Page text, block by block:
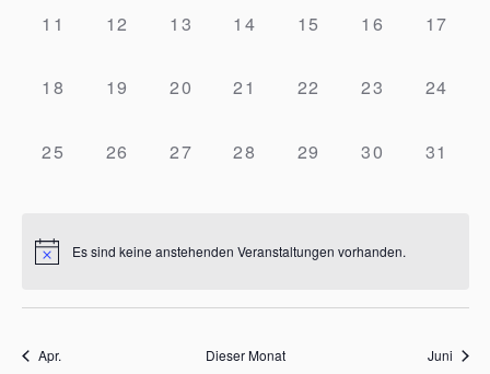
0
11
0
12
0
13
0
14
0
15
0
16
0
17
0
18
0
19
0
20
0
21
0
22
0
23
0
24
0
25
0
26
0
27
0
28
0
29
0
30
0
31
Es sind keine anstehenden Veranstaltungen vorhanden.
Apr. Dieser Monat Juni